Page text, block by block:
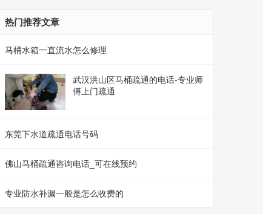
热门推荐文章
马桶水箱一直流水怎么修理
武汉洪山区马桶疏通的电话-专业师
傅上门疏通
东莞下水道疏通电话号码
佛山马桶疏通咨询电话_可在线预约
专业防水补漏一般是怎么收费的